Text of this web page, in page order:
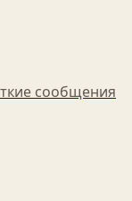
сообщения